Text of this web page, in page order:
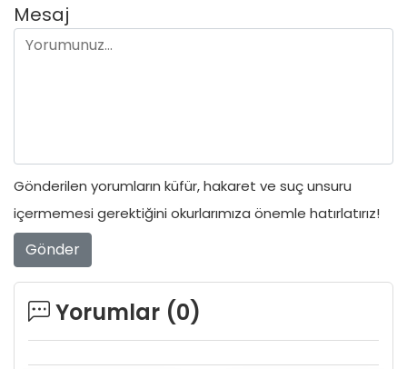
Mesaj
Gönderilen yorumların küfür, hakaret ve suç unsuru
içermemesi gerektiğini okurlarımıza önemle hatırlatırız!
Gönder
Yorumlar (0)